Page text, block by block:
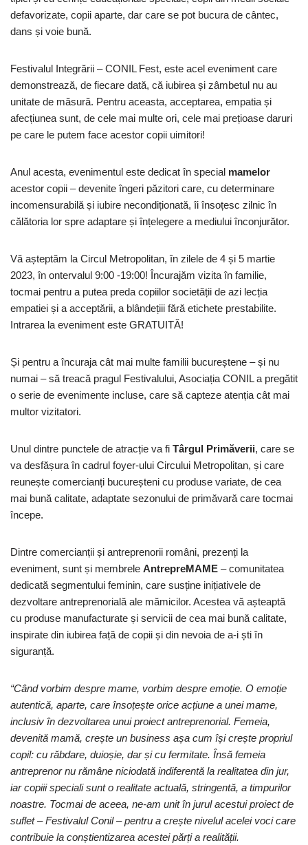
defavorizate, copii aparte, dar care se pot bucura de cântec,
dans și voie bună.
Festivalul Integrării – CONIL Fest, este acel eveniment care
demonstrează, de fiecare dată, că iubirea și zâmbetul nu au
unitate de măsură. Pentru aceasta, acceptarea, empatia și
afecțiunea sunt, de cele mai multe ori, cele mai prețioase daruri
pe care le putem face acestor copii uimitori!
Anul acesta, evenimentul este dedicat în special mamelor
acestor copii – devenite îngeri păzitori care, cu determinare
incomensurabilă și iubire necondiționată, îi însoțesc zilnic în
călătoria lor spre adaptare și înțelegere a mediului înconjurător.
Vă așteptăm la Circul Metropolitan, în zilele de 4 și 5 martie
2023, în ontervalul 9:00 -19:00! Încurajăm vizita în familie,
tocmai pentru a putea preda copiilor societății de azi lecția
empatiei și a acceptării, a blândețiii fără etichete prestabilite.
Intrarea la eveniment este GRATUITĂ!
Și pentru a încuraja cât mai multe familii bucureștene – și nu
numai – să treacă pragul Festivalului, Asociația CONIL a pregătit
o serie de evenimente incluse, care să capteze atenția cât mai
multor vizitatori.
Unul dintre punctele de atracție va fi Târgul Primăverii, care se
va desfășura în cadrul foyer-ului Circului Metropolitan, și care
reunește comercianți bucureșteni cu produse variate, de cea
mai bună calitate, adaptate sezonului de primăvară care tocmai
începe.
Dintre comercianții și antreprenorii români, prezenți la
eveniment, sunt și membrele AntrepreMAME – comunitatea
dedicată segmentului feminin, care susține inițiativele de
dezvoltare antreprenorială ale mămicilor. Acestea vă așteaptă
cu produse manufacturate și servicii de cea mai bună calitate,
inspirate din iubirea față de copii și din nevoia de a-i ști în
siguranță.
“Când vorbim despre mame, vorbim despre emoție. O emoție
autentică, aparte, care însoțește orice acțiune a unei mame,
inclusiv în dezvoltarea unui proiect antreprenorial. Femeia,
devenită mamă, crește un business așa cum își crește propriul
copil: cu răbdare, duioșie, dar și cu fermitate. Însă femeia
antreprenor nu rămâne niciodată indiferentă la realitatea din jur,
iar copiii speciali sunt o realitate actuală, stringentă, a timpurilor
noastre. Tocmai de aceea, ne-am unit în jurul acestui proiect de
suflet – Festivalul Conil – pentru a crește nivelul acelei voci care
contribuie la conștientizarea acestei părți a realității.